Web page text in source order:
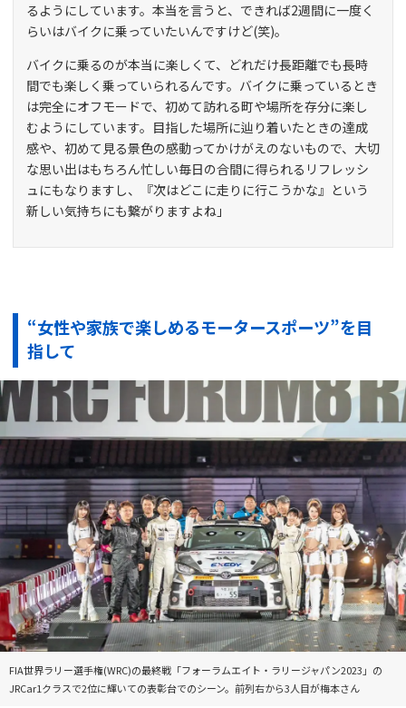
るようにしています。本当を言うと、できれば2週間に一度く
らいはバイクに乗っていたいんですけど(笑)。
バイクに乗るのが本当に楽しくて、どれだけ長距離でも長時
間でも楽しく乗っていられるんです。バイクに乗っているとき
は完全にオフモードで、初めて訪れる町や場所を存分に楽し
むようにしています。目指した場所に辿り着いたときの達成
感や、初めて見る景色の感動ってかけがえのないもので、大切
な思い出はもちろん忙しい毎日の合間に得られるリフレッシ
ュにもなりますし、『次はどこに走りに行こうかな』という
新しい気持ちにも繋がりますよね」
“女性や家族で楽しめるモータースポーツ”を目
指して
FIA世界ラリー選手権(WRC)の最終戦「フォーラムエイト・ラリージャパン2023」の
JRCar1クラスで2位に輝いての表彰台でのシーン。前列右から3人目が梅本さん